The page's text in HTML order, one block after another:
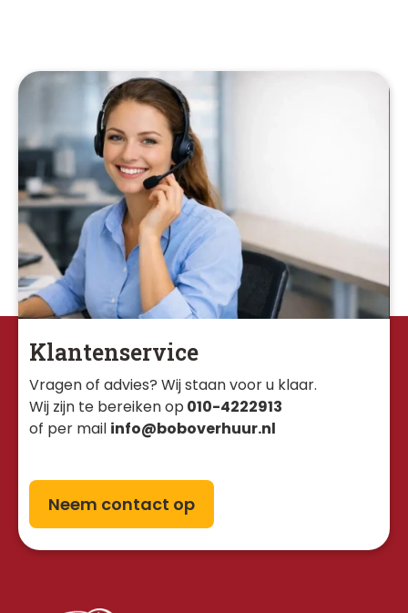
Klantenservice
Vragen of advies? Wij staan voor u klaar.
Wij zijn te bereiken op 010-4222913
of per mail info@boboverhuur.nl
Neem contact op